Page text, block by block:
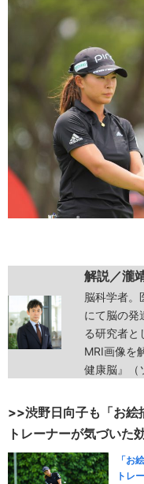
解説／瀧
脳科学者。
にて脳の発
る研究者と
MRI画像を
健康脳』（
>>渋野日向子も「お絵
トレーナーが気づいた
「お
トレ